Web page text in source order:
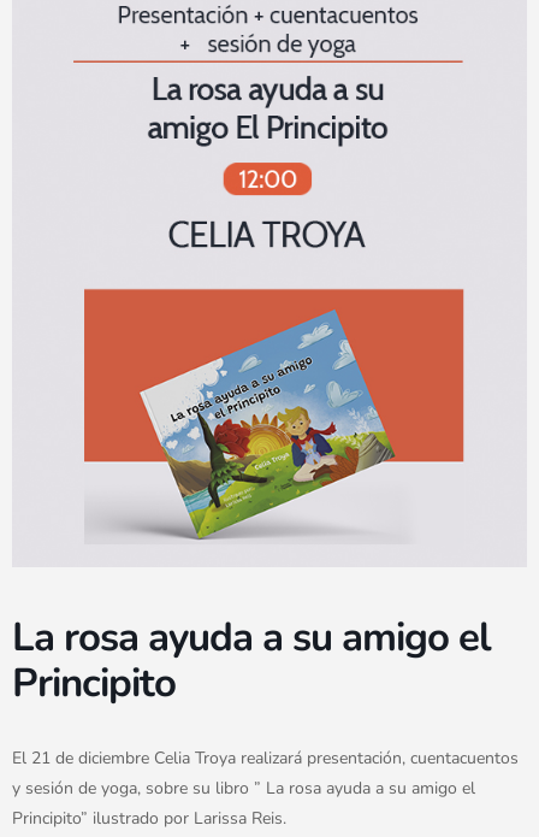
La rosa ayuda a su amigo el
Principito
El 21 de diciembre Celia Troya realizará presentación, cuentacuentos
y sesión de yoga, sobre su libro ” La rosa ayuda a su amigo el
Principito” ilustrado por Larissa Reis.